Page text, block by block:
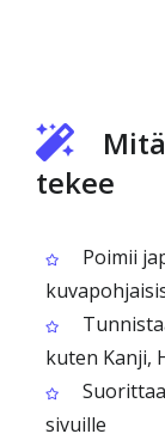
tekee
Poimii
kuten Kanji,
sivuille